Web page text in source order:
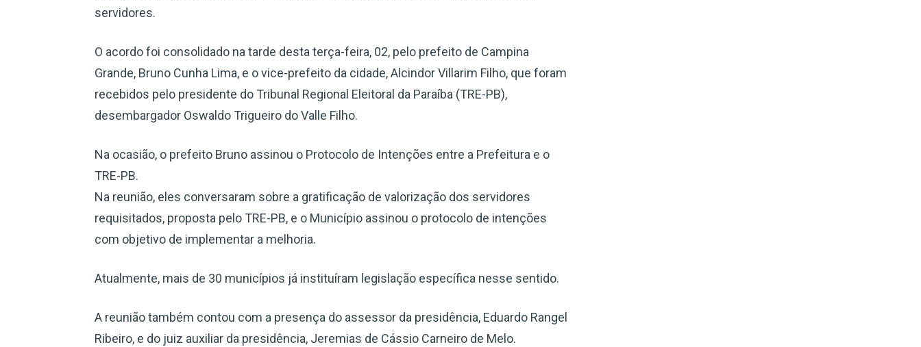
servidores.
O acordo foi consolidado na tarde desta terça-feira, 02, pelo prefeito de Campina
Grande, Bruno Cunha Lima, e o vice-prefeito da cidade, Alcindor Villarim Filho, que foram
recebidos pelo presidente do Tribunal Regional Eleitoral da Paraíba (TRE-PB),
desembargador Oswaldo Trigueiro do Valle Filho.
Na ocasião, o prefeito Bruno assinou o Protocolo de Intenções entre a Prefeitura e o
TRE-PB.
Na reunião, eles conversaram sobre a gratificação de valorização dos servidores
requisitados, proposta pelo TRE-PB, e o Município assinou o protocolo de intenções
com objetivo de implementar a melhoria.
Atualmente, mais de 30 municípios já instituíram legislação específica nesse sentido.
A reunião também contou com a presença do assessor da presidência, Eduardo Rangel
Ribeiro, e do juiz auxiliar da presidência, Jeremias de Cássio Carneiro de Melo.